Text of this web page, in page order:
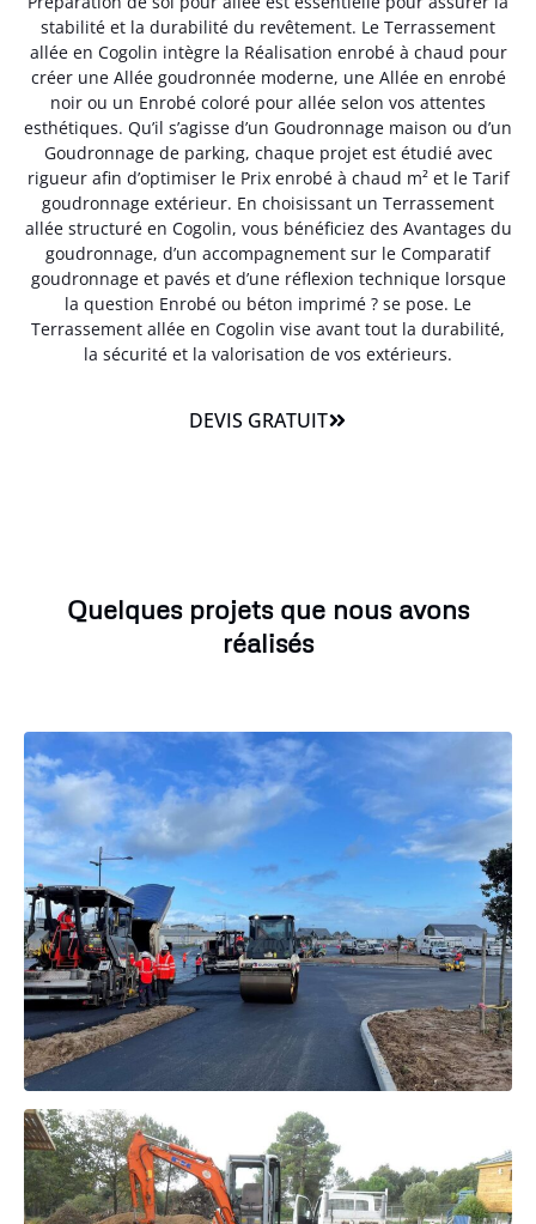
stabilité et la durabilité du revêtement. Le Terrassement
allée en Cogolin intègre la Réalisation enrobé à chaud pour
créer une Allée goudronnée moderne, une Allée en enrobé
noir ou un Enrobé coloré pour allée selon vos attentes
esthétiques. Qu’il s’agisse d’un Goudronnage maison ou d’un
Goudronnage de parking, chaque projet est étudié avec
rigueur afin d’optimiser le Prix enrobé à chaud m² et le Tarif
goudronnage extérieur. En choisissant un Terrassement
allée structuré en Cogolin, vous bénéficiez des Avantages du
goudronnage, d’un accompagnement sur le Comparatif
goudronnage et pavés et d’une réflexion technique lorsque
la question Enrobé ou béton imprimé ? se pose. Le
Terrassement allée en Cogolin vise avant tout la durabilité,
la sécurité et la valorisation de vos extérieurs.
DEVIS GRATUIT
Quelques projets que nous avons
réalisés